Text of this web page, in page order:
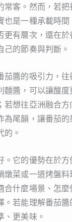
常客。然而，若
也是一種承載時
更有層次，還在
己的節奏與判斷。
茄醬的吸引力，
醬，可以讓酸
若想往亞洲融合
為尾韻，讓番茄
的。
。它的優勢在於
燉菜或一道烤盤
合什麼場景、怎
。若能理解番茄
、更美味。